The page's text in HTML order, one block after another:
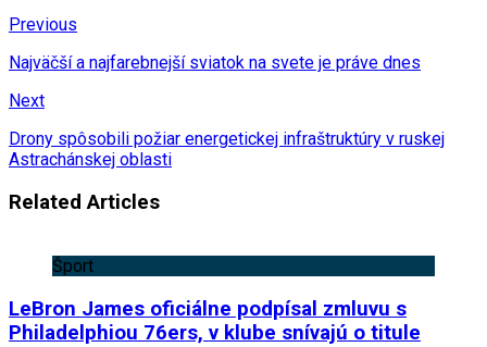
Previous
Najväčší a najfarebnejší sviatok na svete je práve dnes
Next
Drony spôsobili požiar energetickej infraštruktúry v ruskej
Astrachánskej oblasti
Related Articles
Šport
LeBron James oficiálne podpísal zmluvu s
Philadelphiou 76ers, v klube snívajú o titule